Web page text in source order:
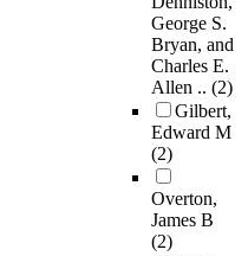
George S.
Bryan, and
Charles E.
Allen .. (2)
Gilbert,
Edward M
(2)
Overton,
James B
(2)